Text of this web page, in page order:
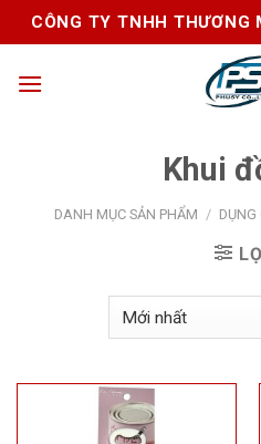
Skip
to
CÔNG TY TNHH THƯƠNG
Khui
DANH MỤC SẢN PHẨM / DỤNG